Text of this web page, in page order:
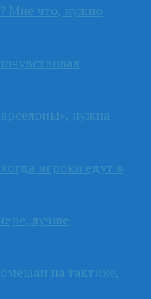
Мне что, нужно
нужна
игроки едут в
лучше
на тактике,